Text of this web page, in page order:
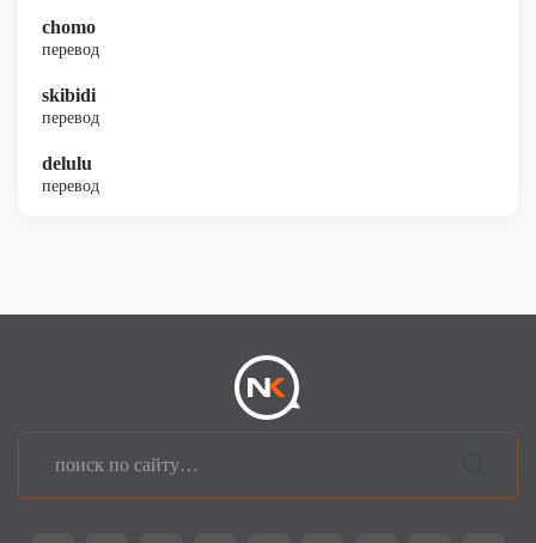
chomo
перевод
skibidi
перевод
delulu
перевод